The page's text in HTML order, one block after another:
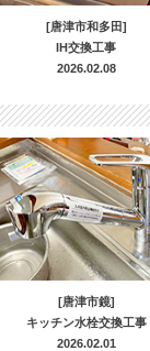
[唐津市和多田]
IH交換工事
2026.02.08
[唐津市鏡]
キッチン水栓交換工事
2026.02.01